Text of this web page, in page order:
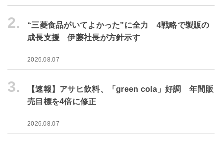
2.
“三菱食品がいてよかった”に全力 4戦略で製販の
成長支援 伊藤社長が方針示す
2026.08.07
3.
【速報】アサヒ飲料、「green cola」好調 年間販
売目標を4倍に修正
2026.08.07